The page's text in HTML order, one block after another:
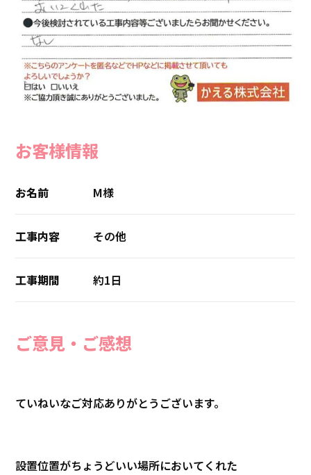
お客様情報
お名前 M様
工事内容 その他
工事期間 約1日
ご意見・ご感想
ていねいなご対応ありがとうございます。
設置位置がちょうどいい場所においてくれた